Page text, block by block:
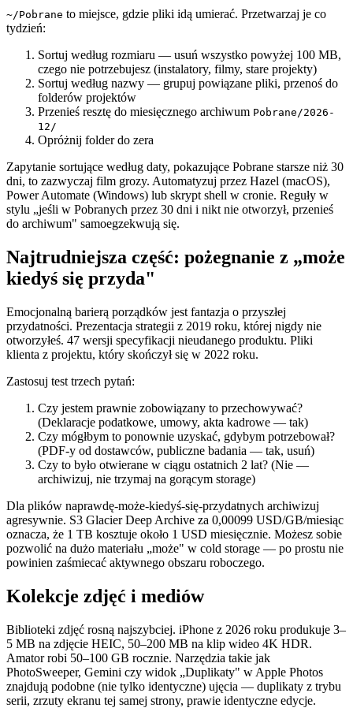
~/Pobrane to miejsce, gdzie pliki idą umierać. Przetwarzaj je co
tydzień:
Sortuj według rozmiaru — usuń wszystko powyżej 100 MB,
czego nie potrzebujesz (instalatory, filmy, stare projekty)
Sortuj według nazwy — grupuj powiązane pliki, przenoś do
folderów projektów
Przenieś resztę do miesięcznego archiwum Pobrane/2026-
12/
Opróżnij folder do zera
Zapytanie sortujące według daty, pokazujące Pobrane starsze niż 30
dni, to zazwyczaj film grozy. Automatyzuj przez Hazel (macOS),
Power Automate (Windows) lub skrypt shell w cronie. Reguły w
stylu „jeśli w Pobranych przez 30 dni i nikt nie otworzył, przenieś
do archiwum" samoegzekwują się.
Najtrudniejsza część: pożegnanie z „może
kiedyś się przyda"
Emocjonalną barierą porządków jest fantazja o przyszłej
przydatności. Prezentacja strategii z 2019 roku, której nigdy nie
otworzyłeś. 47 wersji specyfikacji nieudanego produktu. Pliki
klienta z projektu, który skończył się w 2022 roku.
Zastosuj test trzech pytań:
Czy jestem prawnie zobowiązany to przechowywać?
(Deklaracje podatkowe, umowy, akta kadrowe — tak)
Czy mógłbym to ponownie uzyskać, gdybym potrzebował?
(PDF-y od dostawców, publiczne badania — tak, usuń)
Czy to było otwierane w ciągu ostatnich 2 lat? (Nie —
archiwizuj, nie trzymaj na gorącym storage)
Dla plików naprawdę-może-kiedyś-się-przydatnych archiwizuj
agresywnie. S3 Glacier Deep Archive za 0,00099 USD/GB/miesiąc
oznacza, że 1 TB kosztuje około 1 USD miesięcznie. Możesz sobie
pozwolić na dużo materiału „może" w cold storage — po prostu nie
powinien zaśmiecać aktywnego obszaru roboczego.
Kolekcje zdjęć i mediów
Biblioteki zdjęć rosną najszybciej. iPhone z 2026 roku produkuje 3–
5 MB na zdjęcie HEIC, 50–200 MB na klip wideo 4K HDR.
Amator robi 50–100 GB rocznie. Narzędzia takie jak
PhotoSweeper, Gemini czy widok „Duplikaty" w Apple Photos
znajdują podobne (nie tylko identyczne) ujęcia — duplikaty z trybu
serii, zrzuty ekranu tej samej strony, prawie identyczne edycje.